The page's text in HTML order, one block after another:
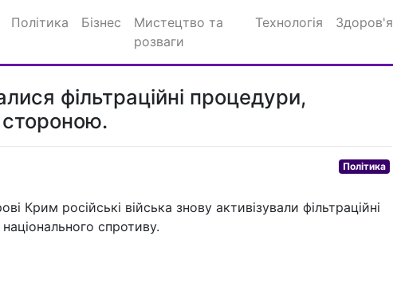
Політика Бізнес
Мистецтво та
розваги
Технологія Здоров'я
фільтраційні процедури,
стороною.
Політика
Крим російські війська знову активізували фільтраційні
спротиву.